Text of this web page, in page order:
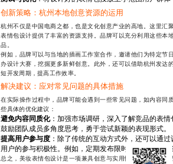
创新策略：杭州本地创意资源的运用
杭州不仅是中国电商之都，也是文化创意产业的高地。这里汇
表情包设计提供了丰富的资源支持。品牌可以充分利用这些本
品。
例如，品牌可以与当地的插画工作室合作，邀请他们为特定节
办设计大赛，挖掘更多新鲜创意。此外，还可以借助杭州发达
短开发周期，提高工作效率。
解决建议：应对常见问题的具体措施
在实际操作过程中，品牌可能会遇到一些常见问题，如内容同
些具体的优化建议：
避免内容同质化：加强市场调研，深入了解竞品的表
鼓励团队成员多角度思考，勇于尝试新颖的表现形式。
提高用户参与度 ：除了传统的互动方式外，还可以通
用户的参与积极性。例如，定期发布限时任务，完成
总之，美妆表情包设计是一项兼具创意与实用性的工程，需要